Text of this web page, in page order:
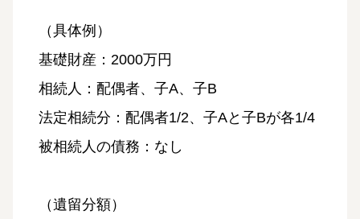
（具体例）
基礎財産：2000万円
相続人：配偶者、子A、子B
法定相続分：配偶者1/2、子Aと子Bが各1/4
被相続人の債務：なし
（遺留分額）